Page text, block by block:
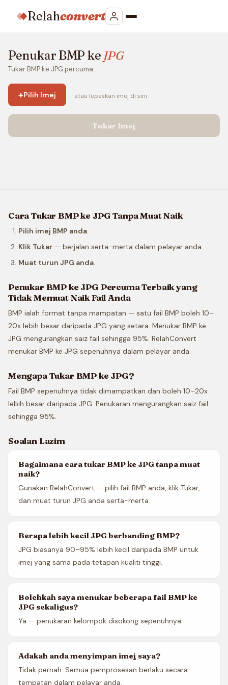
Relahconvert
Penukar BMP ke JPG
Tukar BMP ke JPG percuma.
+Pilih Imej atau lepaskan imej di sini
Tukar Imej
Cara Tukar BMP ke JPG Tanpa Muat Naik
Pilih imej BMP anda.
Klik Tukar — berjalan serta-merta dalam pelayar anda.
Muat turun JPG anda.
Penukar BMP ke JPG Percuma Terbaik yang
Tidak Memuat Naik Fail Anda
BMP ialah format tanpa mampatan — satu fail BMP boleh 10–
20x lebih besar daripada JPG yang setara. Menukar BMP ke
JPG mengurangkan saiz fail sehingga 95%. RelahConvert
menukar BMP ke JPG sepenuhnya dalam pelayar anda.
Mengapa Tukar BMP ke JPG?
Fail BMP sepenuhnya tidak dimampatkan dan boleh 10–20x
lebih besar daripada JPG. Penukaran mengurangkan saiz fail
sehingga 95%.
Soalan Lazim
Bagaimana cara tukar BMP ke JPG tanpa muat
naik?
Gunakan RelahConvert — pilih fail BMP anda, klik Tukar,
dan muat turun JPG anda serta-merta.
Berapa lebih kecil JPG berbanding BMP?
JPG biasanya 90–95% lebih kecil daripada BMP untuk
imej yang sama pada tetapan kualiti tinggi.
Bolehkah saya menukar beberapa fail BMP ke
JPG sekaligus?
Ya — penukaran kelompok disokong sepenuhnya.
Adakah anda menyimpan imej saya?
Tidak pernah. Semua pemprosesan berlaku secara
tempatan dalam pelayar anda.